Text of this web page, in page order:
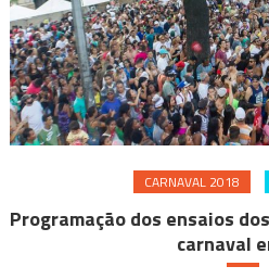
CARNAVAL 2018
Programação dos ensaios
carnaval